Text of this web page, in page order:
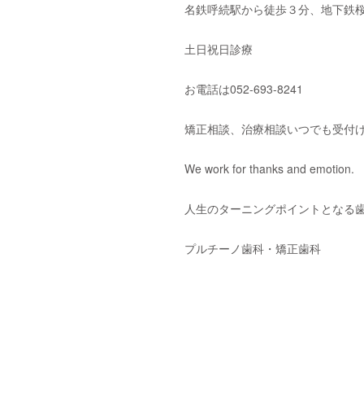
名鉄呼続駅から徒歩３分、地下鉄
土日祝日診療
お電話は052-693-8241
矯正相談、治療相談いつでも受付
We work for thanks and emotion.
人生のターニングポイントとなる
プルチーノ歯科・矯正歯科